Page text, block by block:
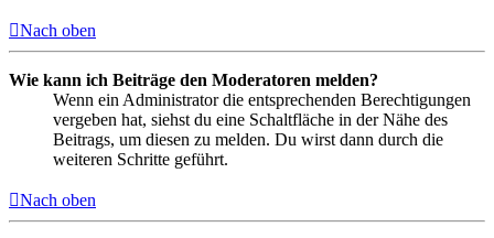
Nach oben
Wie kann ich Beiträge den Moderatoren melden?
Wenn ein Administrator die entsprechenden Berechtigungen
vergeben hat, siehst du eine Schaltfläche in der Nähe des
Beitrags, um diesen zu melden. Du wirst dann durch die
weiteren Schritte geführt.
Nach oben